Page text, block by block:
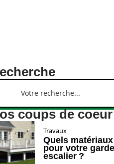
coups de coeur
Travaux
Quels
pour votre
escalier ?